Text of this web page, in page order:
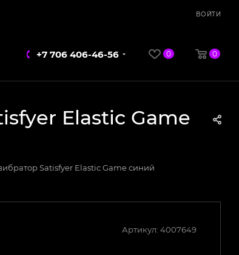
ВОЙТИ
0 0
+7 706 406-46-56
Elastic Game
Satisfyer Elastic Game синий
Артикул: 4007649